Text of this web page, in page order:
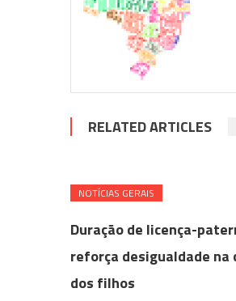
RELATED ARTICLES
NOTÍ­CIAS GERAIS
Duração de licença-
reforça desigualdade na
dos filhos